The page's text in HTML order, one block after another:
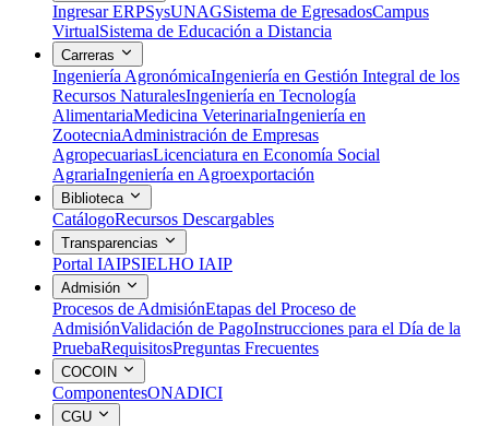
Ingresar ERPSysUNAGSistema de EgresadosCampus
VirtualSistema de Educación a Distancia
Carreras
Ingeniería AgronómicaIngeniería en Gestión Integral de los
Recursos NaturalesIngeniería en Tecnología
AlimentariaMedicina VeterinariaIngeniería en
ZootecniaAdministración de Empresas
AgropecuariasLicenciatura en Economía Social
AgrariaIngeniería en Agroexportación
Biblioteca
CatálogoRecursos Descargables
Transparencias
Portal IAIPSIELHO IAIP
Admisión
Procesos de AdmisiónEtapas del Proceso de
AdmisiónValidación de PagoInstrucciones para el Día de la
PruebaRequisitosPreguntas Frecuentes
COCOIN
ComponentesONADICI
CGU